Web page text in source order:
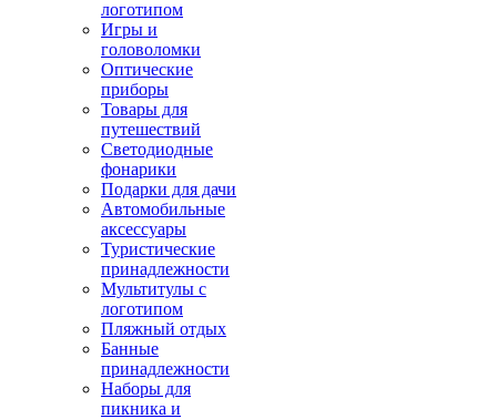
логотипом
Игры и
головоломки
Оптические
приборы
Товары для
путешествий
Светодиодные
фонарики
Подарки для дачи
Автомобильные
аксессуары
Туристические
принадлежности
Мультитулы с
логотипом
Пляжный отдых
Банные
принадлежности
Наборы для
пикника и